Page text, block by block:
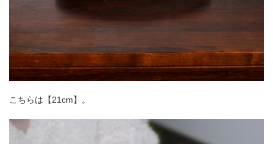
こちらは【21cm】。